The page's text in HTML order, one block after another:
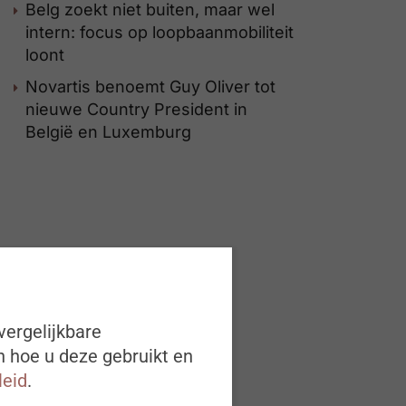
Belg zoekt niet buiten, maar wel
intern: focus op loopbaanmobiliteit
loont
Novartis benoemt Guy Oliver tot
nieuwe Country President in
België en Luxemburg
u deze gebruikt en
.